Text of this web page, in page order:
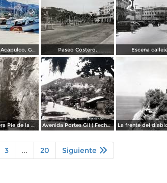
El muelle de Acapulco, Guerrero 1967. Paseo Costero. Escena
Tunel Carretera Pie de la Cuesta Acapulco . Avenida Portes Gil ( Fechada el en 1931 ).
3 ... 20 Siguiente